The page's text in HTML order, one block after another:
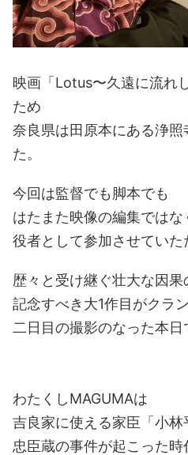
映画「Lotus〜久遠に流れ
ため
奈良県は田原本にある浄
た。
今回は監督でも脚本でも
はたまた映像の編集ではな
役者として参加させていた
歴々と受け継ぐ壮大な因果
記念すべき大1作目がクラ
二日目の撮影のなった本日
わたくしMAGUMAは
吉良家に使える家臣「小林
忠臣蔵の事件が起こった時